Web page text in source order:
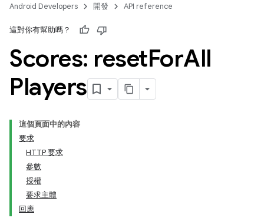
Android Developers 開發 API reference
這對你有幫助嗎？
Scores: resetForAll
Players
這個頁面中的內容
要求
HTTP 要求
參數
授權
要求主體
回應